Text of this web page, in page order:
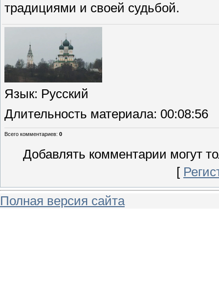
традициями и своей судьбой.
Язык: Русский
Длительность материала: 00:08:56
Всего комментариев: 0
Добавлять комментарии могут
[
Полная версия сайта